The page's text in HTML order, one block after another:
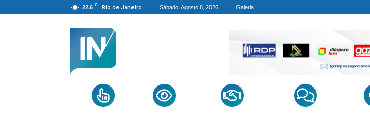
22.6 C Rio de Janeiro Sábado, Agosto 8, 2026 Galeria